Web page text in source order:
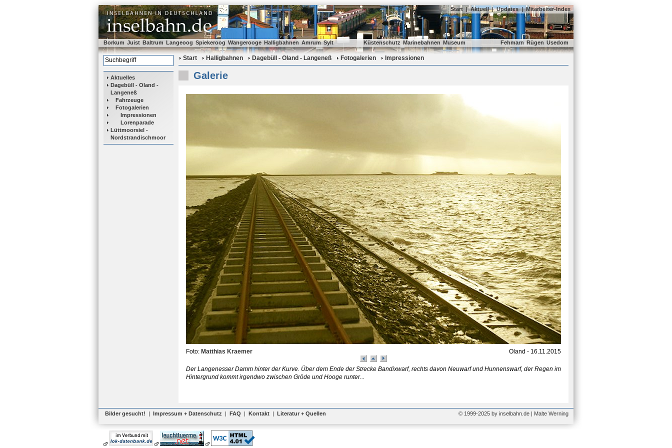
Start | Aktuell | Updates | Mitarbeiter-Index
Borkum Juist Baltrum Langeoog Spiekeroog Wangerooge Halligbahnen Amrum Sylt Küstenschutz Marinebahnen Museum Fehmarn Rügen Usedom
Aktuelles
Dagebüll - Oland -
Langeneß
Fahrzeuge
Fotogalerien
Impressionen
Lorenparade
Lüttmoorsiel -
Nordstrandischmoor
Start Halligbahnen Dagebüll - Oland - Langeneß Fotogalerien Impressionen
Galerie
Foto: Matthias Kraemer Oland - 16.11.2015
Der Langenesser Damm hinter der Kurve. Über dem Ende der Strecke Bandixwarf, rechts davon Neuwarf und Hunnenswarf, der Regen im
Hintergrund kommt irgendwo zwischen Gröde und Hooge runter...
Bilder gesucht! | Impressum + Datenschutz | FAQ | Kontakt | Literatur + Quellen © 1999-2025 by inselbahn.de | Malte Werning